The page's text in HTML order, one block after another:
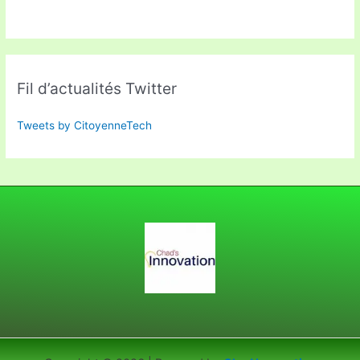
Fil d’actualités Twitter
Tweets by CitoyenneTech